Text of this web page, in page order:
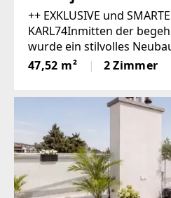
++ EXKLUSIVE und
KARL74Inmitten der
wurde ein stilvolles
realisiert.Insgesamt
Eigentumswohnungen
47,52 m² 2 Zimmer